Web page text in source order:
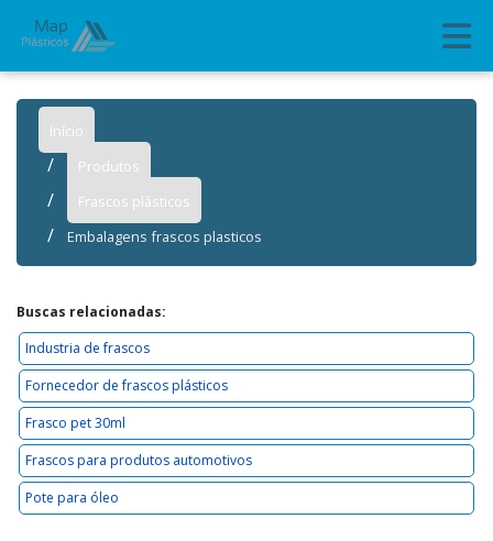
Início
Produtos
Frascos plásticos
Embalagens frascos plasticos
Buscas relacionadas:
Industria de frascos
Fornecedor de frascos plásticos
Frasco pet 30ml
Frascos para produtos automotivos
Pote para óleo